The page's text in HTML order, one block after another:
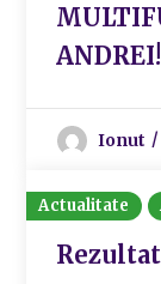
ANDREI!
Ionut
Actualitate